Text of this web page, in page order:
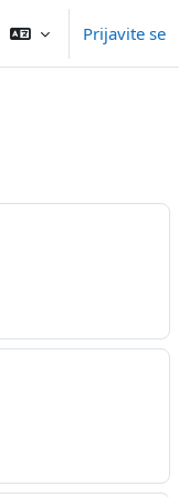
Prijavite se